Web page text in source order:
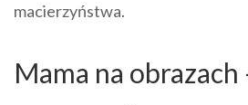
macierzyństwa.
Mama na obrazach